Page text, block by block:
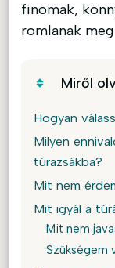
finomak,
romlanak
Miről
Hogyan
Milyen
túrazsákba?
Mit nem
Mit igyál a
Mit nem
Szükségem